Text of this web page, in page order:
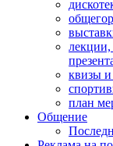
лекции,
квизы
план
Общение